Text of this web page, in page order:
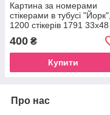
Картина за номерами
стікерами в тубусі "Йорк",
1200 стікерів 1791 33х48
см
400 ₴
Купити
Про нас